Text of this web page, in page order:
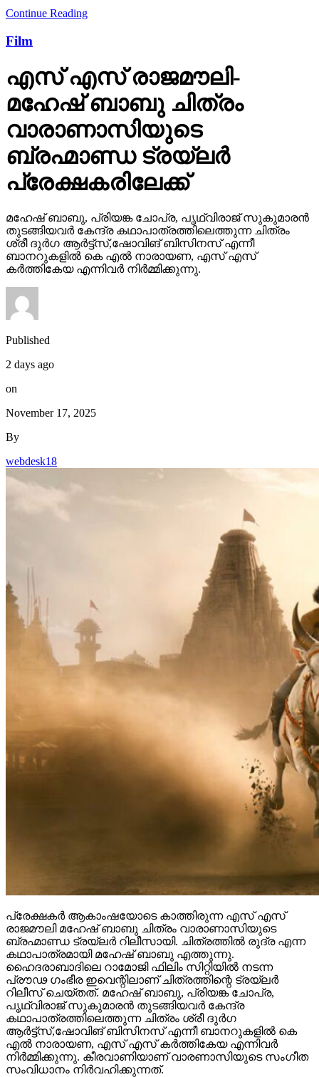
Continue Reading
Film
എസ് എസ് രാജമൗലി-
മഹേഷ് ബാബു ചിത്രം
വാരാണാസിയുടെ
ബ്രഹ്മാണ്ഡ ട്രയ്ലർ
പ്രേക്ഷകരിലേക്ക്
മഹേഷ് ബാബു, പ്രിയങ്ക ചോപ്ര, പൃഥ്വിരാജ് സുകുമാരൻ
തുടങ്ങിയവർ കേന്ദ്ര കഥാപാത്രത്തിലെത്തുന്ന ചിത്രം
ശ്രീ ദുർഗ ആർട്ട്സ്,ഷോവിങ് ബിസിനസ് എന്നീ
ബാനറുകളിൽ കെ എൽ നാരായണ, എസ് എസ്
കർത്തികേയ എന്നിവർ നിർമ്മിക്കുന്നു.
Published
2 days ago
on
November 17, 2025
By
webdesk18
പ്രേക്ഷകർ ആകാംഷയോടെ കാത്തിരുന്ന എസ് എസ്
രാജമൗലി മഹേഷ് ബാബു ചിത്രം വാരാണാസിയുടെ
ബ്രഹ്മാണ്ഡ ട്രയ്ലർ റിലീസായി. ചിത്രത്തിൽ രുദ്ര എന്ന
കഥാപാത്രമായി മഹേഷ് ബാബു എത്തുന്നു.
ഹൈദരാബാദിലെ റാമോജി ഫിലിം സിറ്റിയിൽ നടന്ന
പ്രൗഢ ഗംഭീര ഇവെന്റിലാണ് ചിത്രത്തിന്റെ ട്രയ്ലർ
റിലീസ് ചെയ്തത്. മഹേഷ് ബാബു, പ്രിയങ്ക ചോപ്ര,
പൃഥ്വിരാജ് സുകുമാരൻ തുടങ്ങിയവർ കേന്ദ്ര
കഥാപാത്രത്തിലെത്തുന്ന ചിത്രം ശ്രീ ദുർഗ
ആർട്ട്സ്,ഷോവിങ് ബിസിനസ് എന്നീ ബാനറുകളിൽ കെ
എൽ നാരായണ, എസ് എസ് കർത്തികേയ എന്നിവർ
നിർമ്മിക്കുന്നു. കീരവാണിയാണ് വാരണാസിയുടെ സംഗീത
സംവിധാനം നിർവഹിക്കുന്നത്.